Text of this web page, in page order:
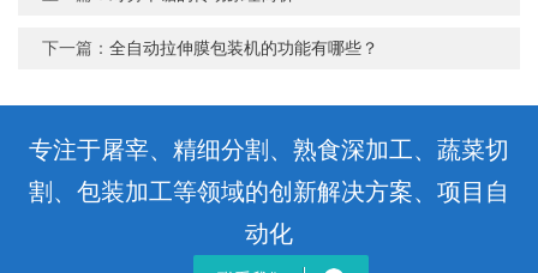
下一篇：全自动拉伸膜包装机的功能有哪些？
专注于屠宰、精细分割、熟食深加工、蔬菜切
割、包装加工等领域的创新解决方案、项目自
动化